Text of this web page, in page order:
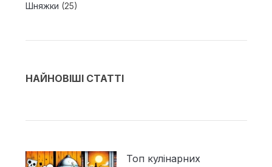
Шняжки (25)
НАЙНОВІШІ СТАТТІ
Топ кулінарних